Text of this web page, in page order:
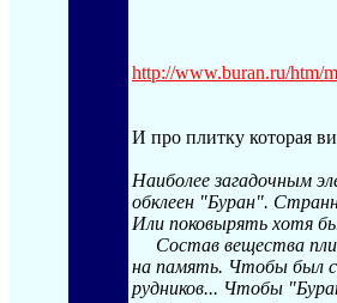
http://www.buran.ru/htm/
И про плитку которая
Наиболее загадочным
обклеен "Буран".
Или поковырять хотя
Состав вещества
на память. Чтобы был
рудников... Чтобы